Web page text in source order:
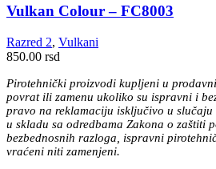
Vulkan Colour – FC8003
Razred 2, Vulkani
850.00 rsd
Pirotehnički proizvodi kupljeni u
povrat ili zamenu ukoliko su ispravni i
pravo na reklamaciju isključivo u slučaju
u skladu sa odredbama Zakona o zaštiti
bezbednosnih razloga, ispravni
vraćeni niti zamenjeni.